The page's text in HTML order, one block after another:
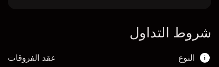
شروط التداول
النوع عقد الفروقات